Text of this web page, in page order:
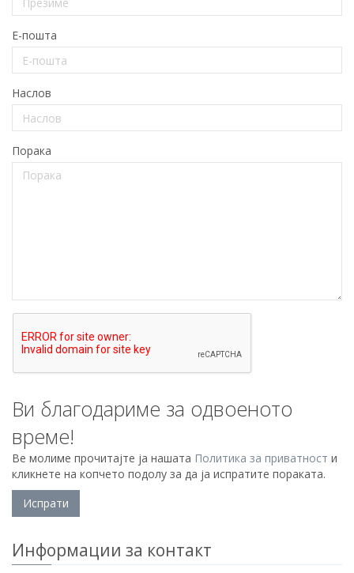
E-пошта
Наслов
Порака
Ви благодариме за одвоеното
време!
Ве молиме прочитајте ја нашата Политика за приватност и
кликнете на копчето подолу за да ја испратите пораката.
Информации за контакт